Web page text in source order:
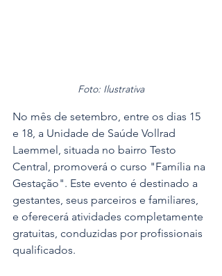
Foto: Ilustrativa
No mês de setembro, entre os dias 15
e 18, a Unidade de Saúde Vollrad
Laemmel, situada no bairro Testo
Central, promoverá o curso "Família na
Gestação". Este evento é destinado a
gestantes, seus parceiros e familiares,
e oferecerá atividades completamente
gratuitas, conduzidas por profissionais
qualificados.